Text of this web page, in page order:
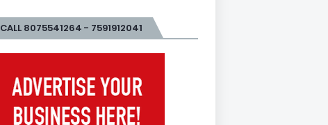
CALL 8075541264 - 7591912041